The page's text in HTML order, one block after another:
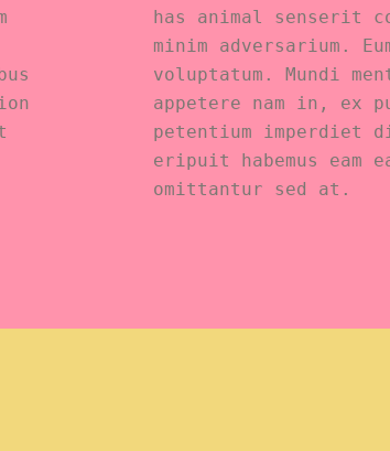
has animal senserit
minim adversarium.
voluptatum. Mundi
appetere nam in, ex
petentium imperdiet
eripuit habemus eam
omittantur sed at.